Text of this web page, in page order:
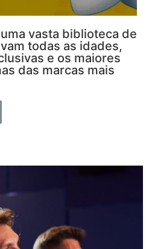
vasta biblioteca de
todas as idades,
e os maiores
das marcas mais